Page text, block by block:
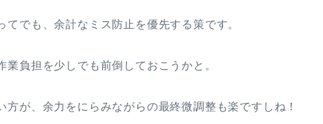
てでも、余計なミス防止を優先する策です。
負担を少しでも前倒しておこうかと。
方が、余力をにらみながらの最終微調整も楽ですしね！